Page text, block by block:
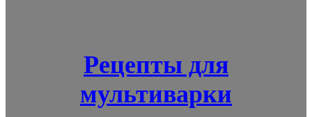
Рецепты для
мультиварки